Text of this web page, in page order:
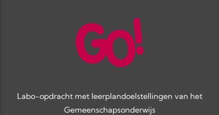
Labo-opdracht met leerplandoelstellingen van het
Gemeenschapsonderwijs